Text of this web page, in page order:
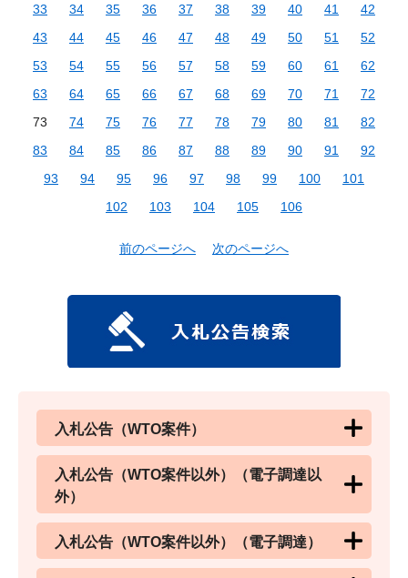
33
34 35 36 37 38 39 40 41
42
43
44 45 46 47 48 49 50 51
52
53
54 55 56 57 58 59 60 61
62
63
64 65 66 67 68 69 70 71
72
73
74 75 76 77 78 79 80 81
82
83
84 85 86 87 88 89 90 91
92
93
94 95 96 97 98 99 100
101
102
103 104 105 106
前のページへ 次のページへ
入札公告（WTO案件）
入札公告（WTO案件以外）（電子調達以
外）
入札公告（WTO案件以外）（電子調達）